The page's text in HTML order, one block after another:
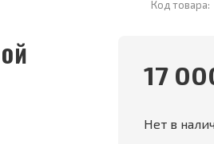
Код товара:
17
Нет в